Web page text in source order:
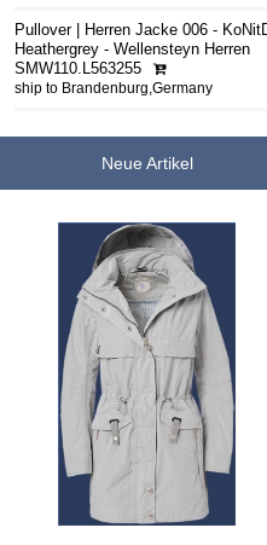
Pullover | Herren Jacke 006 -
Heathergrey - Wellensteyn Herren
SMW110.L563255
ship to Brandenburg,Germany
Neue Artikel